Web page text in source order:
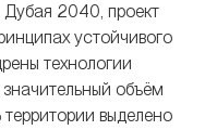
2040, проект
устойчивого
технологии
объём
выделено